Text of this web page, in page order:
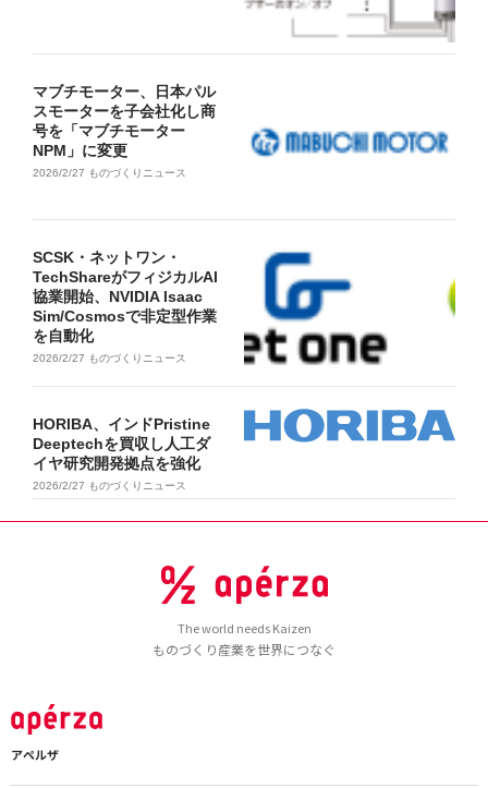
マブチモーター、日本パル
スモーターを子会社化し商
号を「マブチモーター
NPM」に変更
2026/2/27 ものづくりニュース
SCSK・ネットワン・
TechShareがフィジカルAI
協業開始、NVIDIA Isaac
Sim/Cosmosで非定型作業
を自動化
2026/2/27 ものづくりニュース
HORIBA、インドPristine
Deeptechを買収し人工ダ
イヤ研究開発拠点を強化
2026/2/27 ものづくりニュース
The world needs Kaizen
ものづくり産業を世界につなぐ
アペルザ